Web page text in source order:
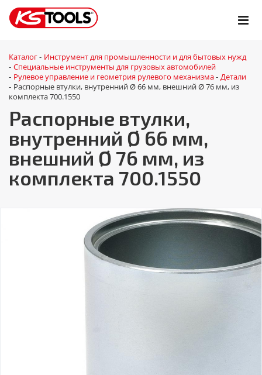
Каталог - Инструмент для промышленности и для бытовых нужд
- Специальные инструменты для грузовых автомобилей
- Рулевое управление и геометрия рулевого механизма - Детали
- Распорные втулки, внутренний Ø 66 мм, внешний Ø 76 мм, из
комплекта 700.1550
Распорные втулки,
внутренний Ø 66 мм,
внешний Ø 76 мм, из
комплекта 700.1550